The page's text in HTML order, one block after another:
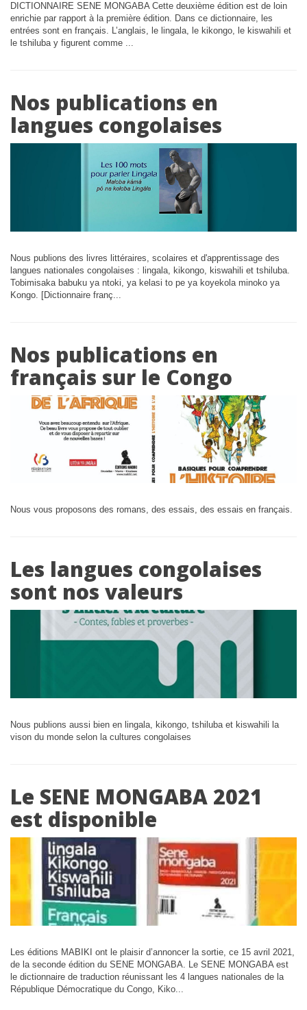
DICTIONNAIRE SENE MONGABA Cette deuxième édition est de loin
enrichie par rapport à la première édition. Dans ce dictionnaire, les
entrées sont en français. L’anglais, le lingala, le kikongo, le kiswahili et
le tshiluba y figurent comme ...
Nos publications en
langues congolaises
Nous publions des livres littéraires, scolaires et d'apprentissage des
langues nationales congolaises : lingala, kikongo, kiswahili et tshiluba.
Tobimisaka babuku ya ntoki, ya kelasi to pe ya koyekola minoko ya
Kongo. [Dictionnaire franç...
Nos publications en
français sur le Congo
Nous vous proposons des romans, des essais, des essais en français.
Les langues congolaises
sont nos valeurs
Nous publions aussi bien en lingala, kikongo, tshiluba et kiswahili la
vison du monde selon la cultures congolaises
Le SENE MONGABA 2021
est disponible
Les éditions MABIKI ont le plaisir d’annoncer la sortie, ce 15 avril 2021,
de la seconde édition du SENE MONGABA. Le SENE MONGABA est
le dictionnaire de traduction réunissant les 4 langues nationales de la
République Démocratique du Congo, Kiko...